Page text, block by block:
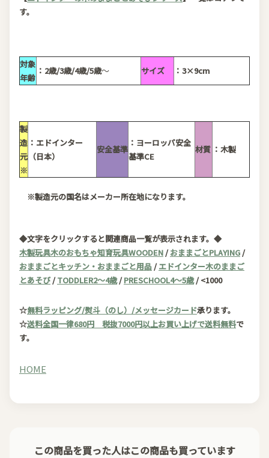
す。
対象
年齢
：2歳/3歳/4歳/5歳～ サイズ ：3×9cm
製
造
元
※
：エドインター
（日本）
安全基準
：ヨーロッパ安全
基準CE
材質 ：木製
※製造元の国名はメーカー所在地になります。
◆文字をクリックすると関連商品一覧が表示されます。◆
木製玩具木のおもちゃ知育玩具WOODEN /おままごとPLAYING /
おままごとキッチン・おままごと用品 /エドインター木のままご
とあそび/TODDLER2～4歳/PRESCHOOL4～5歳/ <1000
☆無料ラッピング/熨斗（のし）/メッセージカード承ります。
☆送料全国一律680円 税抜7000円以上お買い上げで送料無料で
す。
HOME
この商品を買った人はこの商品も買っています